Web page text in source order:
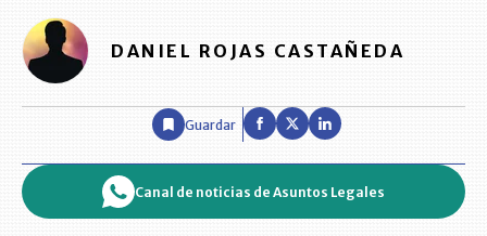
DANIEL ROJAS CASTAÑEDA
Guardar
Canal de noticias de Asuntos Legales